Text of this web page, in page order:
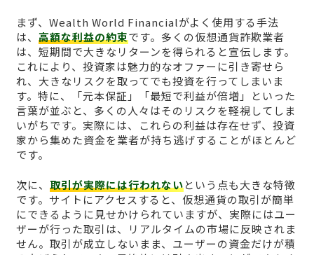
まず、Wealth World Financialがよく使用する手法
は、 高額な利益の約束です。多くの仮想通貨詐欺業者
は、短期間で大きなリターンを得られると宣伝します。
これにより、投資家は魅力的なオファーに引き寄せら
れ、大きなリスクを取ってでも投資を行ってしまいま
す。特に、「元本保証」「最短で利益が倍増」といった
言葉が並ぶと、多くの人々はそのリスクを軽視してしま
いがちです。実際には、これらの利益は存在せず、投資
家から集めた資金を業者が持ち逃げすることがほとんど
です。
次に、 取引が実際には行われないという点も大きな特徴
です。サイトにアクセスすると、仮想通貨の取引が簡単
にできるように見せかけられていますが、実際にはユー
ザーが行った取引は、リアルタイムの市場に反映されま
せん。取引が成立しないまま、ユーザーの資金だけが積